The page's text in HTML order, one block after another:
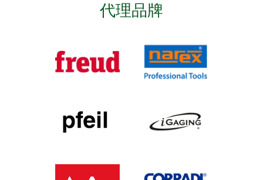
代理品牌